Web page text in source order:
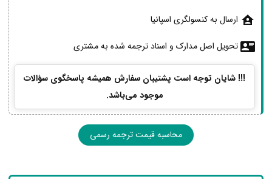
ارسال به کنسولگری اسپانیا
تحویل اصل مدارک و اسناد ترجمه شده به مشتری
!!! شایان توجه است پشتیبان سفارش همیشه پاسخگوی سؤالات
موجود می‌باشد.
محاسبه قیمت ترجمه رسمی